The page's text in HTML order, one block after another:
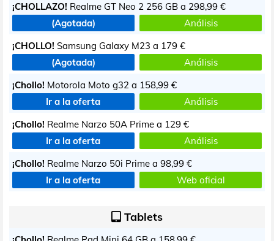
¡CHOLLAZO! Realme GT Neo 2 256 GB a 298,99 €
(Agotada)
Análisis
¡CHOLLO! Samsung Galaxy M23 a 179 €
(Agotada)
Análisis
¡Chollo! Motorola Moto g32 a 158,99 €
Ir a la oferta
Análisis
¡Chollo! Realme Narzo 50A Prime a 129 €
Ir a la oferta
Análisis
¡Chollo! Realme Narzo 50i Prime a 98,99 €
Ir a la oferta
Web oficial
Tablets